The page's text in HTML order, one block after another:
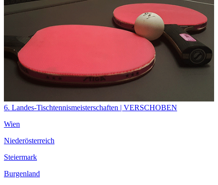
6. Landes-Tischtennismeisterschaften | VERSCHOBEN
Wien
Niederösterreich
Steiermark
Burgenland